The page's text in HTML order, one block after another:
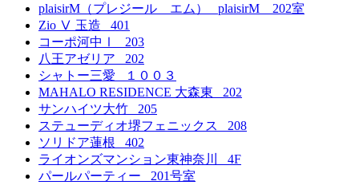
plaisirM（プレジール エム） plaisirM 202室
Zio Ⅴ 玉造 401
コーポ河中Ⅰ 203
八王アゼリア 202
シャトー三愛 １００３
MAHALO RESIDENCE 大森東 202
サンハイツ大竹 205
ステューディオ堺フェニックス 208
ソリドア蓮根 402
ライオンズマンション東神奈川 4F
パールパーティー 201号室